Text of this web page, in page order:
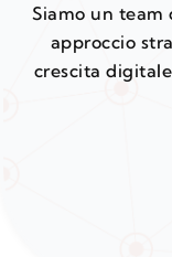
Siamo un team
approccio
crescita